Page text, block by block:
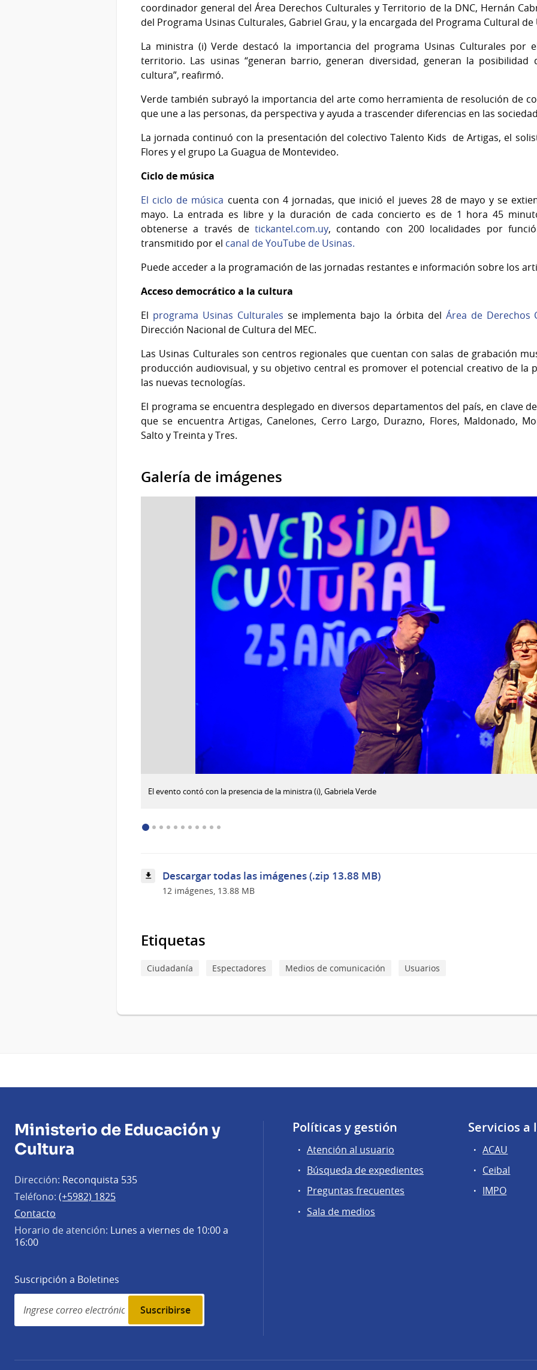
coordinador general del Área Derechos Culturales y Territorio de la DNC, Hernán
del Programa Usinas Culturales, Gabriel Grau, y la encargada del Programa Cultural de
La ministra (i) Verde destacó la importancia del programa Usinas Culturales por
territorio. Las usinas “generan barrio, generan diversidad, generan la
cultura”, reafirmó.
Verde también subrayó la importancia del arte como herramienta de resolución de
que une a las personas, da perspectiva y ayuda a trascender diferencias en las
La jornada continuó con la presentación del colectivo Talento Kids de Artigas, el
Flores y el grupo La Guagua de Montevideo.
Ciclo de música
El ciclo de música cuenta con 4 jornadas, que inició el jueves 28 de mayo y se
mayo. La entrada es libre y la duración de cada concierto es de 1 hora 45
obtenerse a través detickantel.com.uy, contando con 200 localidades por
transmitido por el canal de YouTube de Usinas.
Puede acceder a la programación de las jornadas restantes e información sobre los
Acceso democrático a la cultura
El programa Usinas Culturales se implementa bajo la órbita del Área de Derechos
Dirección Nacional de Cultura del MEC.
Las Usinas Culturales son centros regionales que cuentan con salas de grabación
producción audiovisual, y su objetivo central es promover el potencial creativo de la
las nuevas tecnologías.
El programa se encuentra desplegado en diversos departamentos del país, en clave
que se encuentra Artigas, Canelones, Cerro Largo, Durazno, Flores, Maldonado,
Salto y Treinta y Tres.
Galería de imágenes
diversidad
El evento contó con la presencia de la ministra (i), Gabriela Verde
Descargar todas las imágenes (.zip 13.88 MB)
12 imágenes, 13.88 MB
Etiquetas
Ciudadanía Espectadores Medios de comunicación Usuarios
Ministerio de Educación y
Cultura
Dirección: Reconquista 535
Teléfono: (+5982) 1825
Contacto
Horario de atención: Lunes a viernes de 10:00 a
16:00
Suscripción a Boletines
Simplenews
subscription
Políticas y gestión
Atención al usuario
Búsqueda de expedientes
Preguntas frecuentes
Sala de medios
Servicios a
ACAU
Ceibal
IMPO